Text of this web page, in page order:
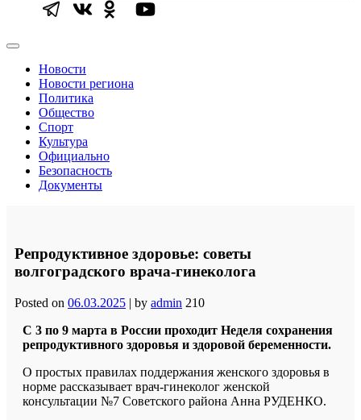
Новости
Новости региона
Политика
Общество
Спорт
Культура
Официально
Безопасность
Документы
Репродуктивное здоровье: советы
волгоградского врача-гинеколога
Posted on 06.03.2025 | by admin 210
С 3 по 9 марта в России проходит Неделя сохранения
репродуктивного здоровья и здоровой беременности.
О простых правилах поддержания женского здоровья в
норме рассказывает врач-гинеколог женской
консультации №7 Советского района Анна РУДЕНКО.